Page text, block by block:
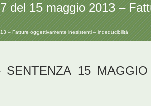
del 15 maggio 2013 –
– Fatture oggettivamente inesistenti – indeducibilità
15